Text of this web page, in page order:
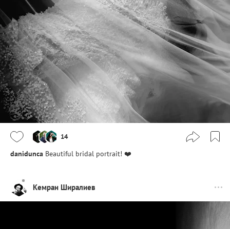
14
danidunca Beautiful bridal portrait! ❤️
Кемран Ширалиев